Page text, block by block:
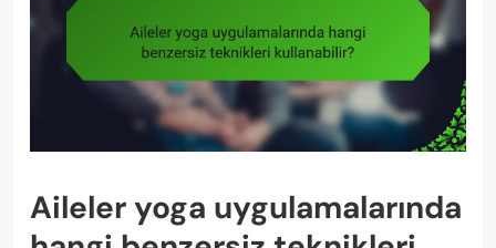
Aileler yoga uygulamalarında